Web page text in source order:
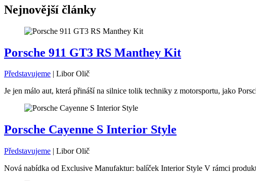
Nejnovější články
Porsche 911 GT3 RS Manthey Kit
Představujeme | Libor Olič
Je jen málo aut, která přináší na silnice tolik techniky z motorsportu, jako
Porsche Cayenne S Interior Style
Představujeme | Libor Olič
Nová nabídka od Exclusive Manufaktur: balíček Interior Style V rámci